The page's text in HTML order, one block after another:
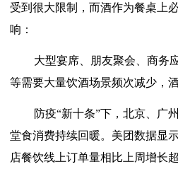
受到很大限制，而酒作为餐桌上
响：
大型宴席、朋友聚会、商务
等需要大量饮酒场景频次减少，
防疫“新十条”下，北京、广
堂食消费持续回暖。美团数据显
店餐饮线上订单量相比上周增长